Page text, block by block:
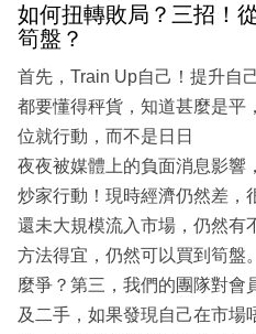
如何扭轉敗局？三招！
筍盤？
首先，Train Up自己！提升自
都要懂得秤貨，知道甚麼是平
位就行動，而不是日日
夜夜被媒體上的負面消息影響
炒家行動！現時經濟仍然差，
還未大規模流入市場，仍然有
方法得宜，仍然可以買到筍盤
麼爭？第三，我們的團隊對會
及二手，如果發現自己在市場